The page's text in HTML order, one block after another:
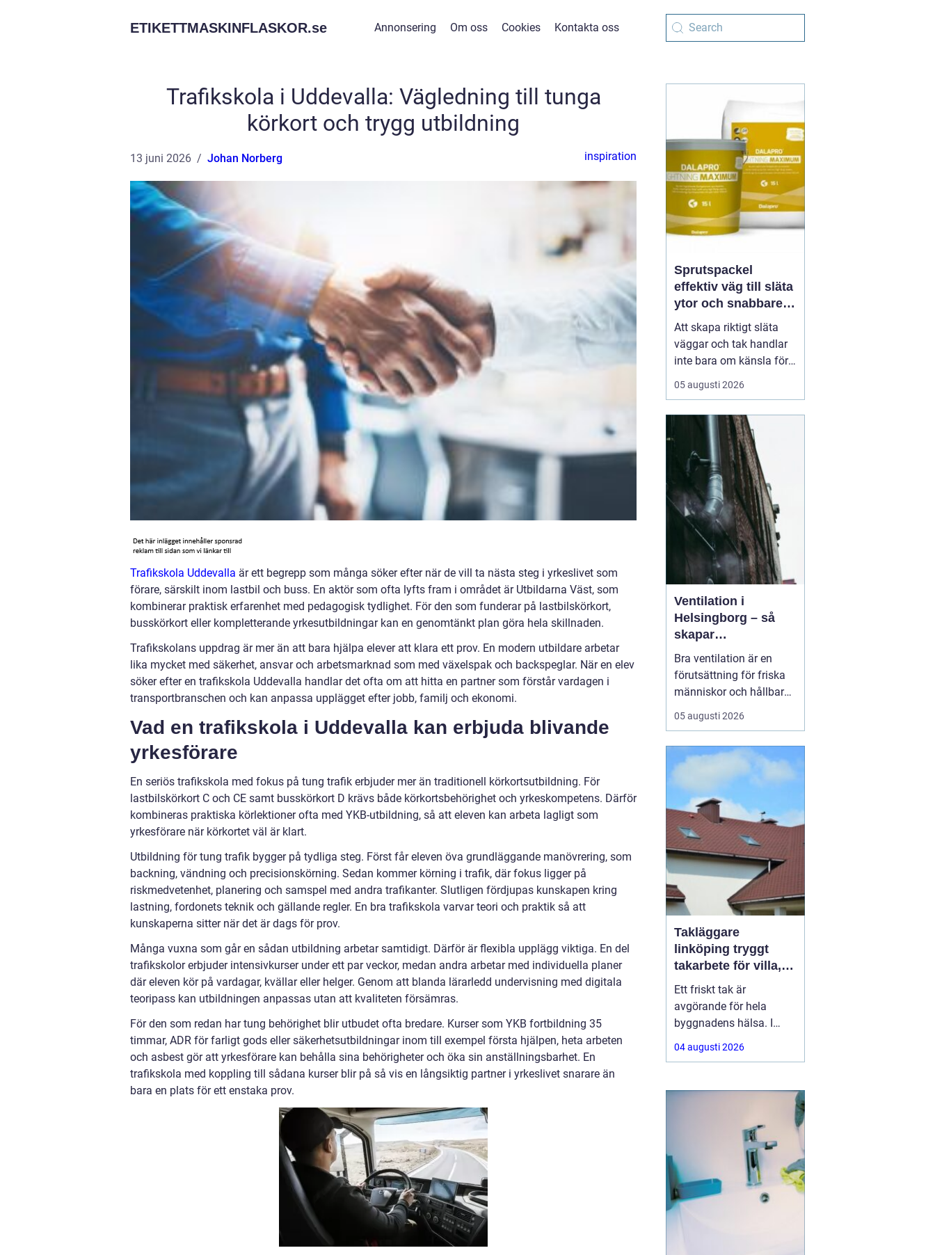
ETIKETTMASKINFLASKOR.se Annonsering Om oss Cookies Kontakta oss
Trafikskola i Uddevalla: Vägledning till tunga
körkort och trygg utbildning
13 juni 2026 Johan Norberg inspiration
Trafikskola Uddevalla är ett begrepp som många söker efter när de vill ta nästa steg i yrkeslivet som
förare, särskilt inom lastbil och buss. En aktör som ofta lyfts fram i området är Utbildarna Väst, som
kombinerar praktisk erfarenhet med pedagogisk tydlighet. För den som funderar på lastbilskörkort,
busskörkort eller kompletterande yrkesutbildningar kan en genomtänkt plan göra hela skillnaden.
Trafikskolans uppdrag är mer än att bara hjälpa elever att klara ett prov. En modern utbildare arbetar
lika mycket med säkerhet, ansvar och arbetsmarknad som med växelspak och backspeglar. När en elev
söker efter en trafikskola Uddevalla handlar det ofta om att hitta en partner som förstår vardagen i
transportbranschen och kan anpassa upplägget efter jobb, familj och ekonomi.
Vad en trafikskola i Uddevalla kan erbjuda blivande
yrkesförare
En seriös trafikskola med fokus på tung trafik erbjuder mer än traditionell körkortsutbildning. För
lastbilskörkort C och CE samt busskörkort D krävs både körkortsbehörighet och yrkeskompetens. Därför
kombineras praktiska körlektioner ofta med YKB-utbildning, så att eleven kan arbeta lagligt som
yrkesförare när körkortet väl är klart.
Utbildning för tung trafik bygger på tydliga steg. Först får eleven öva grundläggande manövrering, som
backning, vändning och precisionskörning. Sedan kommer körning i trafik, där fokus ligger på
riskmedvetenhet, planering och samspel med andra trafikanter. Slutligen fördjupas kunskapen kring
lastning, fordonets teknik och gällande regler. En bra trafikskola varvar teori och praktik så att
kunskaperna sitter när det är dags för prov.
Många vuxna som går en sådan utbildning arbetar samtidigt. Därför är flexibla upplägg viktiga. En del
trafikskolor erbjuder intensivkurser under ett par veckor, medan andra arbetar med individuella planer
där eleven kör på vardagar, kvällar eller helger. Genom att blanda lärarledd undervisning med digitala
teoripass kan utbildningen anpassas utan att kvaliteten försämras.
För den som redan har tung behörighet blir utbudet ofta bredare. Kurser som YKB fortbildning 35
timmar, ADR för farligt gods eller säkerhetsutbildningar inom till exempel första hjälpen, heta arbeten
och asbest gör att yrkesförare kan behålla sina behörigheter och öka sin anställningsbarhet. En
trafikskola med koppling till sådana kurser blir på så vis en långsiktig partner i yrkeslivet snarare än
bara en plats för ett enstaka prov.
Sprutspackel
effektiv väg till släta
ytor och snabbare
arbete
Att skapa riktigt släta
väggar och tak handlar
inte bara om känsla för
finish. Valet av metod
och material påverkar
tidsåtgång och
slutresultat. Härkommer
Sprutspackel insom ett
mo...
05 augusti 2026
Ventilation i
Helsingborg – så
skapar
fastighetsägare
friskare och mer
energieffektiva
Bra ventilation är en
förutsättning för friska
människor och hållbara
byggnader. I en kuststad
som Helsingborg, med
temperaturer och många
äldre fastigheter, märks
skillnaden e...
05 augusti 2026
Takläggare
linköping tryggt
takarbete för villa,
brf och företag
Ett friskt tak är
avgörande för hela
byggnadens hälsa. I
Linköping utsätts taken
för stora
kraftiga regn och tunga
börjar åldras kan små
skador snabbt växa till
dyra fuktproblem. Att
anlita en erfaren
04 augusti 2026